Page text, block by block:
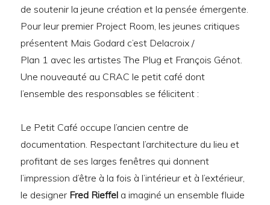
de soutenir la jeune création et la pensée émergente.
Pour leur premier Project Room, les jeunes critiques
présentent Mais Godard c’est Delacroix /
Plan 1 avec les artistes The Plug et François Génot.
Une nouveauté au CRAC le petit café dont
l’ensemble des responsables se félicitent :
Le Petit Café occupe l’ancien centre de
documentation. Respectant l’architecture du lieu et
profitant de ses larges fenêtres qui donnent
l’impression d’être à la fois à l’intérieur et à l’extérieur,
le designer Fred Rieffel a imaginé un ensemble fluide